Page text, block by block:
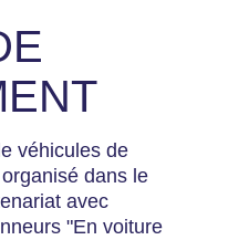
véhicules de
dans le
avec
"En voiture